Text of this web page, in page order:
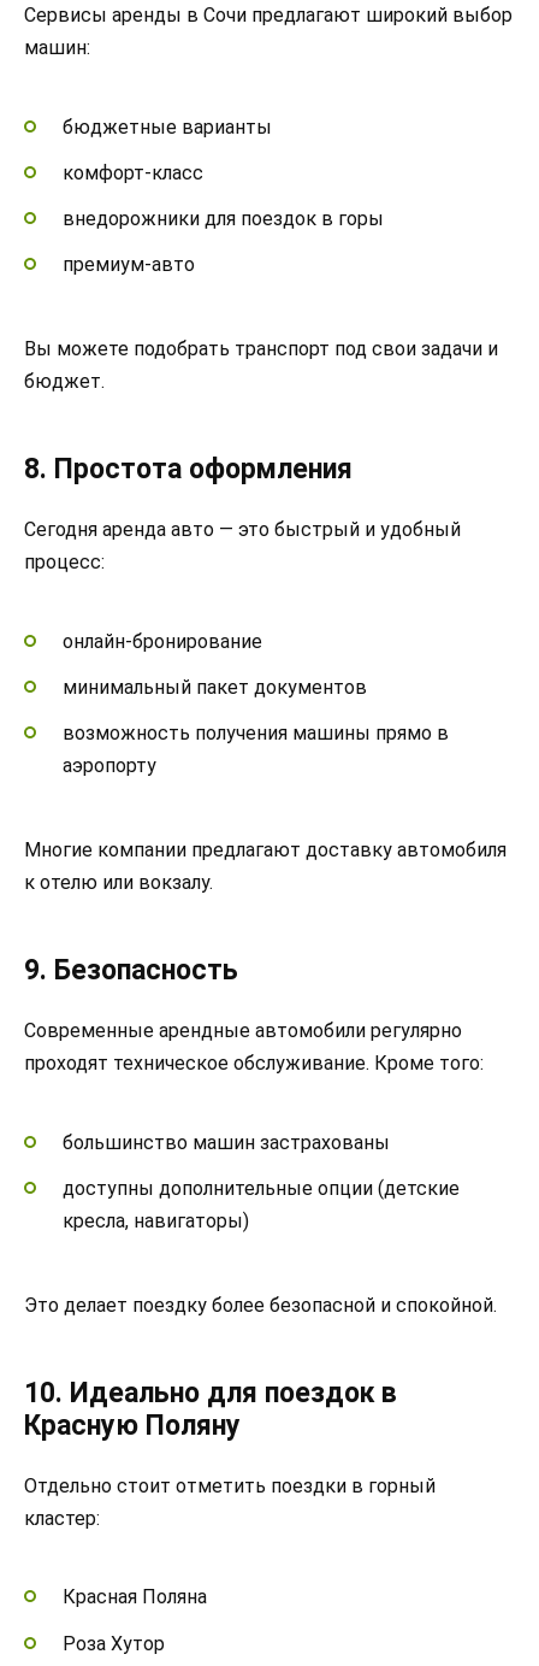
Сервисы аренды в Сочи предлагают широкий выбор
машин:
бюджетные варианты
комфорт-класс
внедорожники для поездок в горы
премиум-авто
Вы можете подобрать транспорт под свои задачи и
бюджет.
8. Простота оформления
Сегодня аренда авто — это быстрый и удобный
процесс:
онлайн-бронирование
минимальный пакет документов
возможность получения машины прямо в
аэропорту
Многие компании предлагают доставку автомобиля
к отелю или вокзалу.
9. Безопасность
Современные арендные автомобили регулярно
проходят техническое обслуживание. Кроме того:
большинство машин застрахованы
доступны дополнительные опции (детские
кресла, навигаторы)
Это делает поездку более безопасной и спокойной.
10. Идеально для поездок в
Красную Поляну
Отдельно стоит отметить поездки в горный
кластер:
Красная Поляна
Роза Хутор